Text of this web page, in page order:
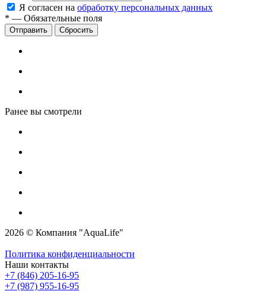
Я согласен на обработку персональных данных
* — Обязательные поля
Сбросить
Ранее вы смотрели
2026 © Компания "AquaLife"
Политика конфиденциальности
Наши контакты
+7 (846) 205-16-95
+7 (987) 955-16-95